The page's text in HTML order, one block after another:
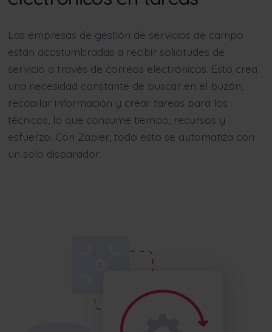
Las empresas de gestión de servicios de campo
están acostumbradas a recibir solicitudes de
servicio a través de correos electrónicos. Esto crea
una necesidad constante de buscar en el buzón,
recopilar información y crear tareas para los
técnicos, lo que consume tiempo, recursos y
esfuerzo. Con Zapier, todo esto se automatiza con
un solo disparador.